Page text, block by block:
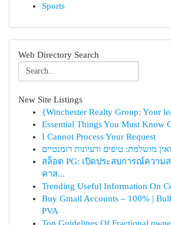
Sports
Web Directory Search
New Site Listings
{Winchester Realty Group: Your
Essential Things You Must Know
I Cannot Process Your Request
מושלמת: טיפים ורעיונות רומנטיים
สล็อต PG: เปิดประสบการณ์ความ
คาส...
Trending Useful Information On
Buy Gmail Accounts – 100% |
PVA